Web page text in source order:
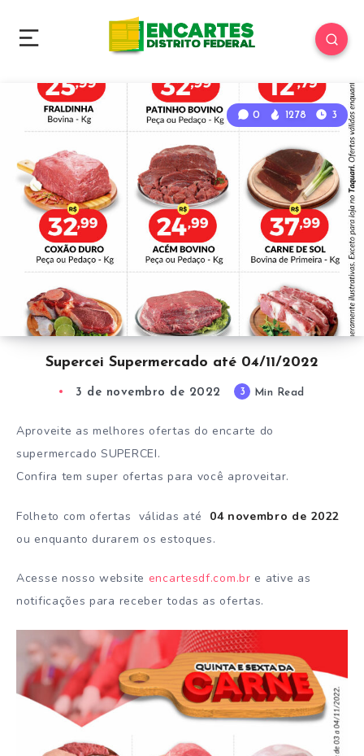
0 1278 3
Supercei Supermercado até 04/11/2022
3 de novembro de 2022 3 Min Read
Aproveite as melhores ofertas do encarte do
supermercado SUPERCEI.
Confira tem super ofertas para você aproveitar.
Folheto com ofertas válidas até 04 novembro de 2022
ou enquanto durarem os estoques.
Acesse nosso website encartesdf.com.br e ative as
notificações para receber todas as ofertas.